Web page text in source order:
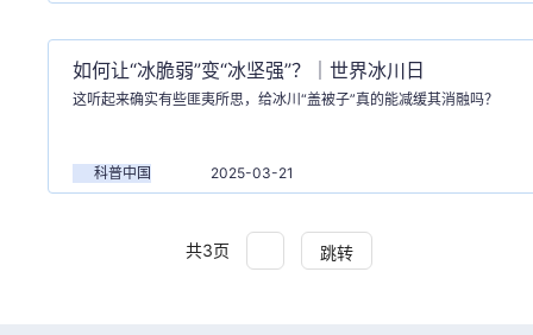
如何让“冰脆弱”变“冰坚强”？｜世界冰川日
这听起来确实有些匪夷所思，给冰川“盖被子”真的能减缓其消融吗？
科普中国 2025-03-21
共3页